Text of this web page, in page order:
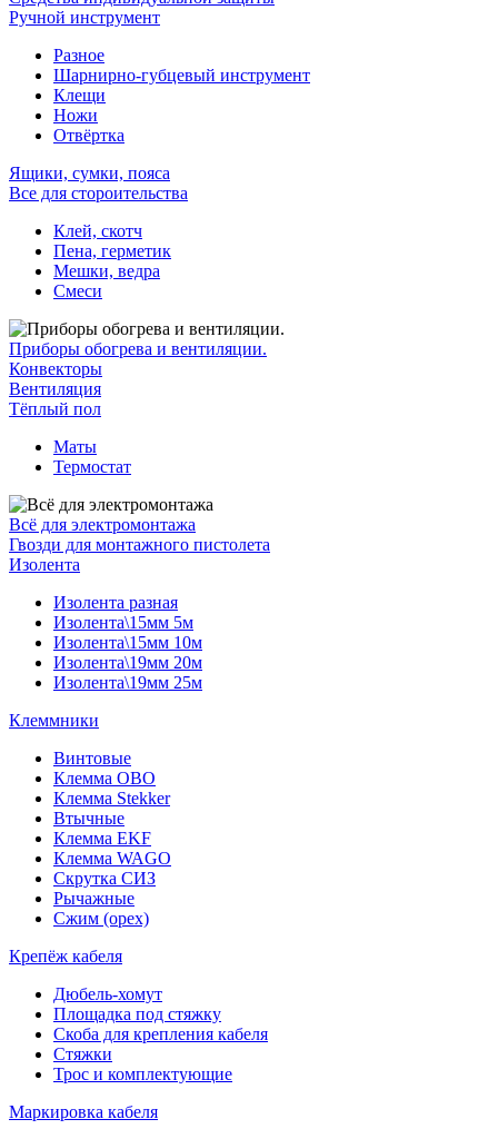
Ручной инструмент
Разное
Шарнирно-губцевый инструмент
Клещи
Ножи
Отвёртка
Ящики, сумки, пояса
Все для стороительства
Клей, скотч
Пена, герметик
Мешки, ведра
Смеси
Приборы обогрева и вентиляции.
Конвекторы
Вентиляция
Тёплый пол
Маты
Термостат
Всё для электромонтажа
Гвозди для монтажного пистолета
Изолента
Изолента разная
Изолента\15мм 5м
Изолента\15мм 10м
Изолента\19мм 20м
Изолента\19мм 25м
Клеммники
Винтовые
Клемма OBO
Клемма Stekker
Втычные
Клемма EKF
Клемма WAGO
Скрутка СИЗ
Рычажные
Сжим (орех)
Крепёж кабеля
Дюбель-хомут
Площадка под стяжку
Скоба для крепления кабеля
Стяжки
Трос и комплектующие
Маркировка кабеля